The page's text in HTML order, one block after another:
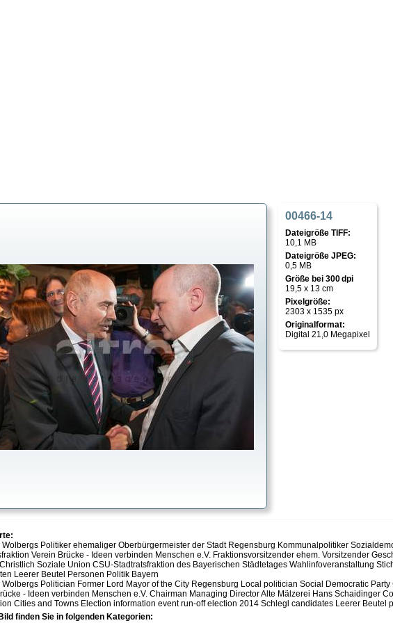
00466-14
Dateigröße TIFF:
10,1 MB
Dateigröße JPEG:
0,5 MB
Größe bei 300 dpi
19,5 x 13 cm
Pixelgröße:
2303 x 1535 px
Originalformat:
Digital 21,0 Megapixel
Wolbergs Politiker ehemaliger Oberbürgermeister der Stadt Regensburg Kommunalpolitiker
Verein Brücke - Ideen verbinden Menschen e.V. Fraktionsvorsitzender ehem. Vorsitzender
Soziale Union CSU-Stadtratsfraktion des Bayerischen Städtetages Wahlinfoveranstaltung
Leerer Beutel Personen Politik Bayern
Politician Former Lord Mayor of the City Regensburg Local politician Social Democratic
- Ideen verbinden Menschen e.V. Chairman Managing Director Alte Mälzerei Hans Schaidinger
Cities and Towns Election information event run-off election 2014 Schlegl candidates Leerer Beutel
finden Sie in folgenden Kategorien: